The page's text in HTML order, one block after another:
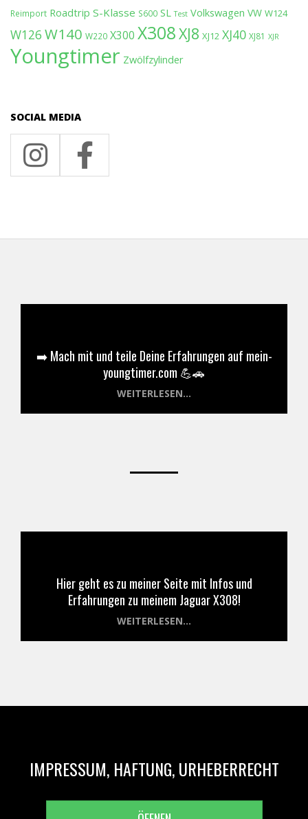
Reimport Roadtrip S-Klasse S600 SL Test Volkswagen VW W124
W126 W140 W220 X300 X308XJ8 XJ12 XJ40 XJ81 XJR
Youngtimer Zwölfzylinder
SOCIAL MEDIA
➡️ Mach mit und teile Deine Erfahrungen auf mein-
youngtimer.com 💪🚗
WEITERLESEN...
Hier geht es zu meiner Seite mit Infos und
Erfahrungen zu meinem Jaguar X308!
WEITERLESEN...
IMPRESSUM, HAFTUNG, URHEBERRECHT